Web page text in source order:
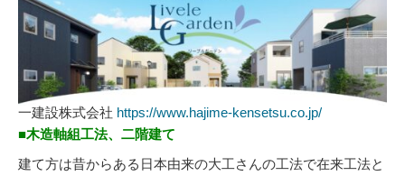
一建設株式会社 https://www.hajime-kensetsu.co.jp/
■木造軸組工法、二階建て
建て方は昔からある日本由来の大工さんの工法で在来工法と